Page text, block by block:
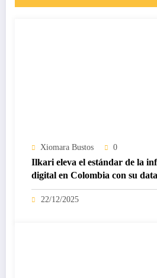
Xiomara Bustos 0
Ilkari eleva el estándar de la
digital en Colombia con su
certificado Nivel IV de ICREA
22/12/2025